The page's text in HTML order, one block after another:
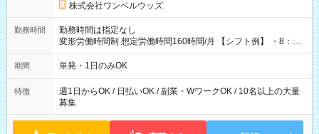
株式会社ワンベルウッズ
勤務時間
勤務時間は指定なし
変形労働時間制 想定労働時間160時間/月 【シフト例】 ・8：00
～21：00
期間 単発・1日のみOK
特徴
週1日からOK / 日払いOK / 副業・WワークOK / 10名以上の大量
募集